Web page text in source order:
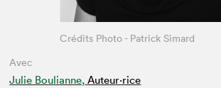
Avec
Julie Boulianne, Auteur·rice
Crédits Photo - Patrick Simard